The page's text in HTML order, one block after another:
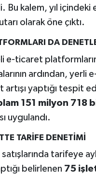
Bu kalem, yıl içindeki
olarak öne çıktı.
DA
e-ticaret
ardından, yerli
yaptığı tespit
151 milyon 718
uygulandı.
TARİFE DENETİMİ
tarifeye
belirlenen 75